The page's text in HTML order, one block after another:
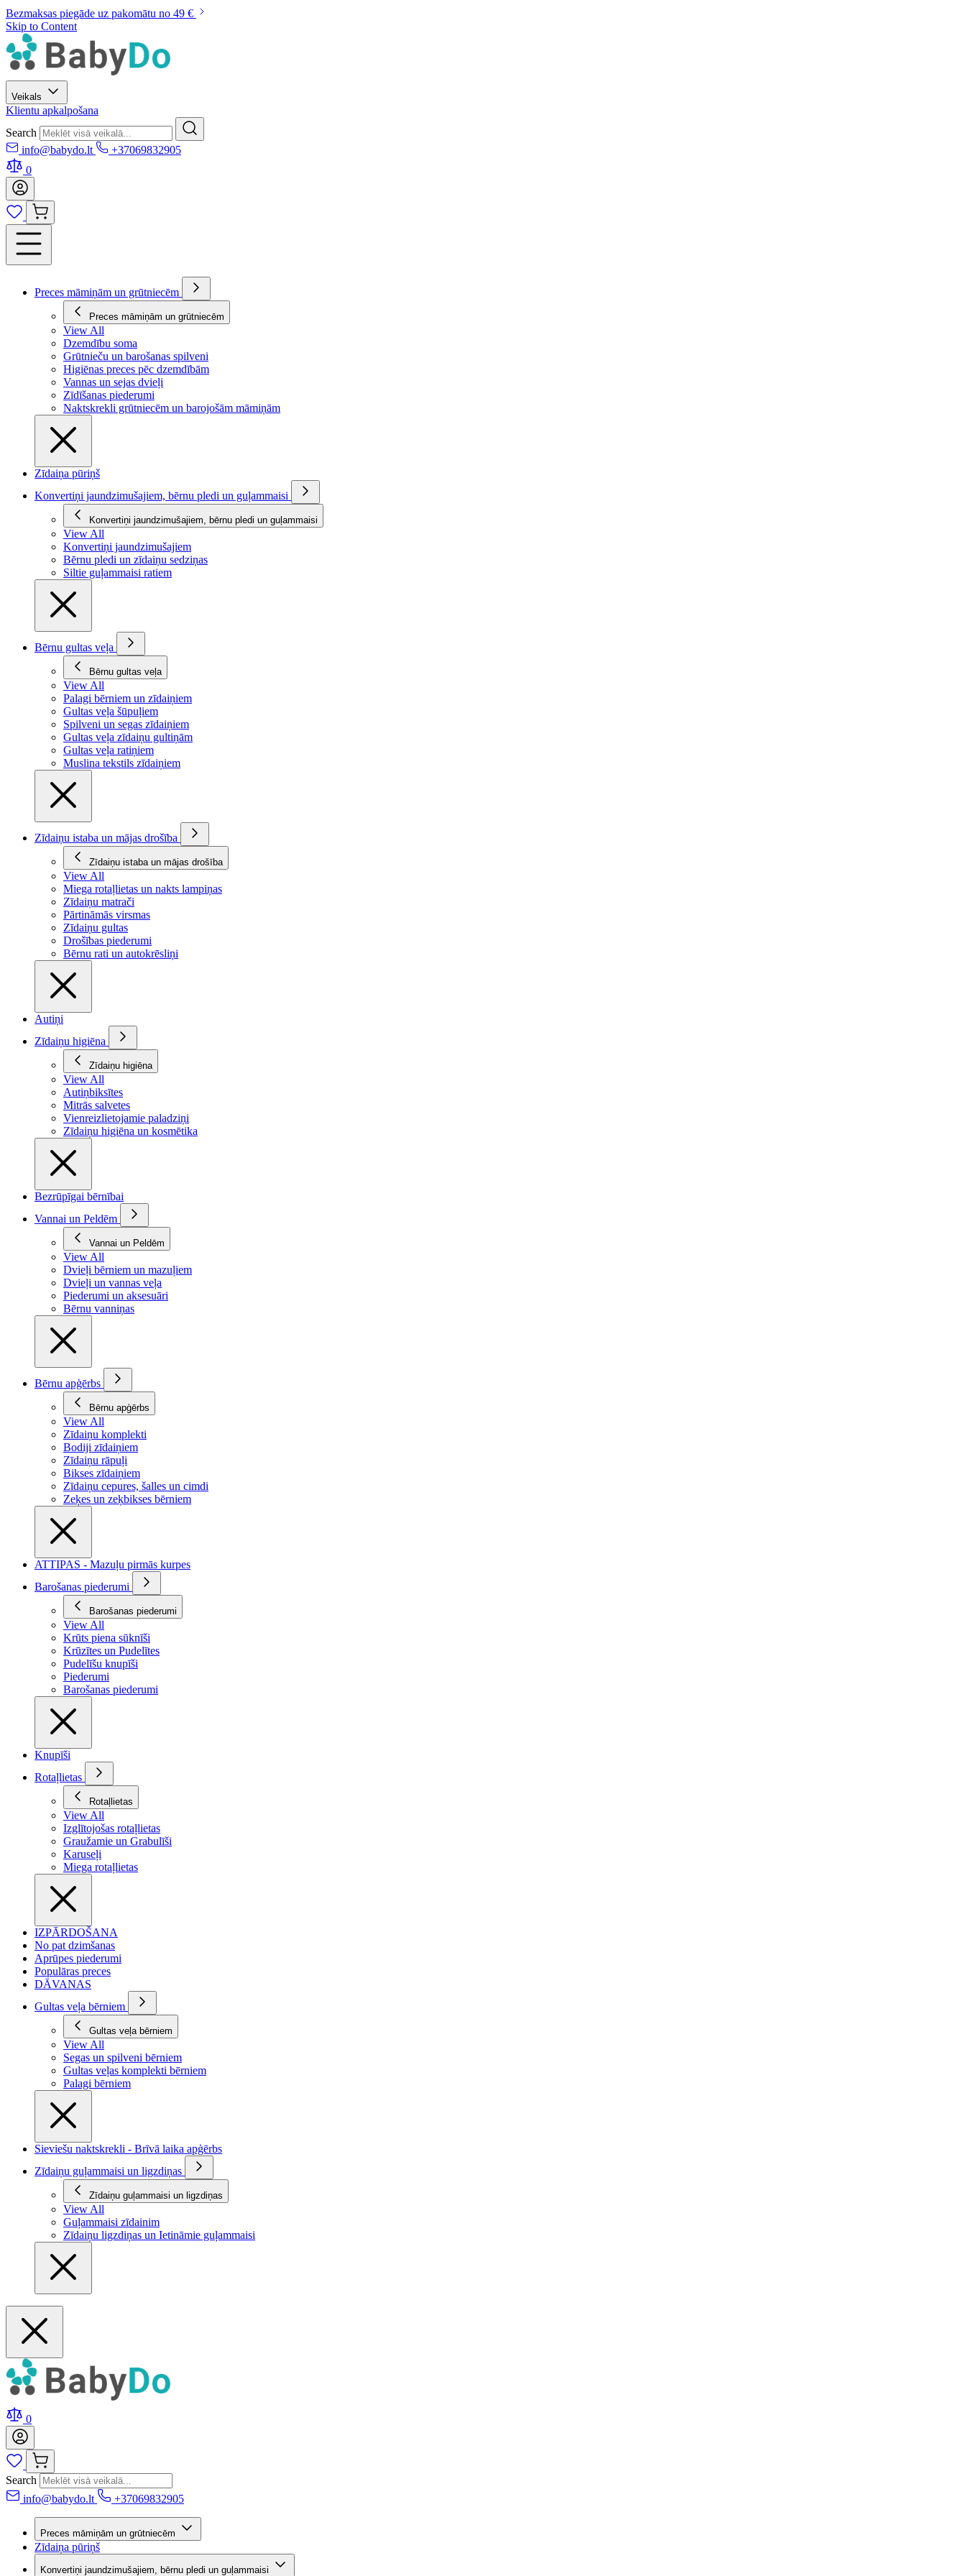
Bezmaksas piegāde uz pakomātu no 49 €
Skip to Content
Veikals
Klientu apkalpošana
Search
info@babydo.lt
+37069832905
0
Preces māmiņām un grūtniecēm
Preces māmiņām un grūtniecēm
View All
Dzemdību soma
Grūtnieču un barošanas spilveni
Higiēnas preces pēc dzemdībām
Vannas un sejas dvieļi
Zīdīšanas piederumi
Naktskrekli grūtniecēm un barojošām māmiņām
Zīdaiņa pūriņš
Konvertiņi jaundzimušajiem, bērnu pledi un guļammaisi
Konvertiņi jaundzimušajiem, bērnu pledi un guļammaisi
View All
Konvertiņi jaundzimušajiem
Bērnu pledi un zīdaiņu sedziņas
Siltie guļammaisi ratiem
Bērnu gultas veļa
Bērnu gultas veļa
View All
Palagi bērniem un zīdaiņiem
Gultas veļa šūpuļiem
Spilveni un segas zīdaiņiem
Gultas veļa zīdaiņu gultiņām
Gultas veļa ratiņiem
Muslina tekstils zīdaiņiem
Zīdaiņu istaba un mājas drošība
Zīdaiņu istaba un mājas drošība
View All
Miega rotaļlietas un nakts lampiņas
Zīdaiņu matrači
Pārtināmās virsmas
Zīdaiņu gultas
Drošības piederumi
Bērnu rati un autokrēsliņi
Autiņi
Zīdaiņu higiēna
Zīdaiņu higiēna
View All
Autiņbiksītes
Mitrās salvetes
Vienreizlietojamie paladziņi
Zīdaiņu higiēna un kosmētika
Bezrūpīgai bērnībai
Vannai un Peldēm
Vannai un Peldēm
View All
Dvieļi bērniem un mazuļiem
Dvieļi un vannas veļa
Piederumi un aksesuāri
Bērnu vanniņas
Bērnu apģērbs
Bērnu apģērbs
View All
Zīdaiņu komplekti
Bodiji zīdaiņiem
Zīdaiņu rāpuļi
Bikses zīdaiņiem
Zīdaiņu cepures, šalles un cimdi
Zeķes un zeķbikses bērniem
ATTIPAS - Mazuļu pirmās kurpes
Barošanas piederumi
Barošanas piederumi
View All
Krūts piena sūknīši
Krūzītes un Pudelītes
Pudelīšu knupīši
Piederumi
Barošanas piederumi
Knupīši
Rotaļlietas
Rotaļlietas
View All
Izglītojošas rotaļlietas
Graužamie un Grabulīši
Karuseļi
Miega rotaļlietas
IZPĀRDOŠANA
No pat dzimšanas
Aprūpes piederumi
Populāras preces
DĀVANAS
Gultas veļa bērniem
Gultas veļa bērniem
View All
Segas un spilveni bērniem
Gultas veļas komplekti bērniem
Palagi bērniem
Sieviešu naktskrekli - Brīvā laika apģērbs
Zīdaiņu guļammaisi un ligzdiņas
Zīdaiņu guļammaisi un ligzdiņas
View All
Guļammaisi zīdainim
Zīdaiņu ligzdiņas un Ietināmie guļammaisi
0
Search
info@babydo.lt
+37069832905
Preces māmiņām un grūtniecēm
Zīdaiņa pūriņš
Konvertiņi jaundzimušajiem, bērnu pledi un guļammaisi